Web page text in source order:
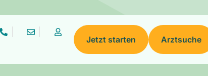
Jetzt starten Arztsuche